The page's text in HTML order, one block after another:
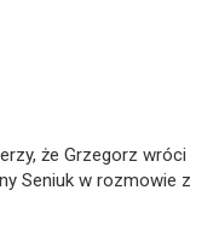
że Grzegorz wróci
Seniuk w rozmowie z